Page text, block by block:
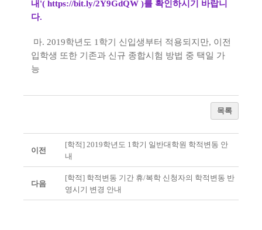
내'( https://bit.ly/2Y9GdQW )를 확인하시기 바랍니
다.
마. 2019학년도 1학기 신입생부터 적용되지만, 이전
입학생 또한 기존과 신규 종합시험 방법 중 택일 가
능
목록
이전
[학적] 2019학년도 1학기 일반대학원 학적변동 안
내
다음
[학적] 학적변동 기간 휴/복학 신청자의 학적변동 반
영시기 변경 안내